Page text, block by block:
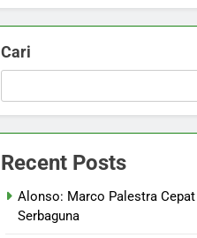
Cari
Recent Posts
Alonso: Marco Palestra
Serbaguna